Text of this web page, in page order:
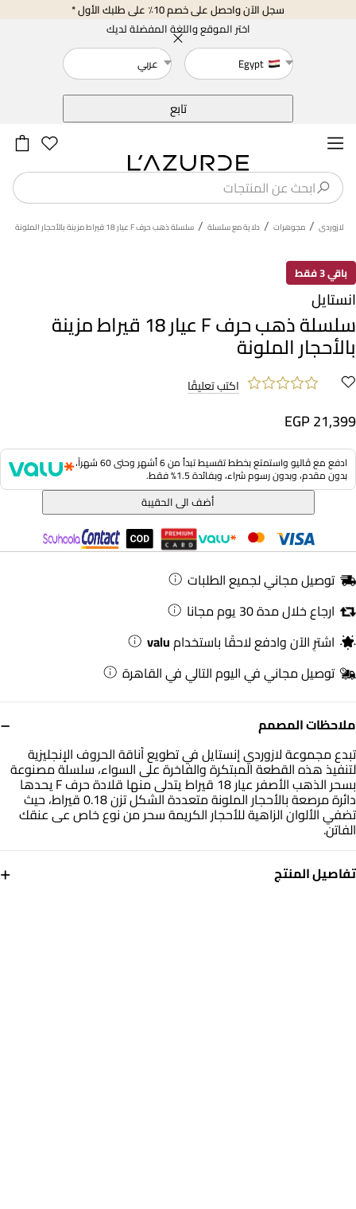
سجل الآن واحصل على خصم 10٪ على طلبك الأول *
اختر الموقع واللغة المفضلة لديك
Egypt
عربي
تابع
لازوردى / مجوهرات / دلاية مع سلسلة / سلسلة ذهب حرف F عيار 18 قيراط مزينة بالأحجار الملونة
باقي 3 فقط
ملاحظات المصمم −
تبدع مجموعة لازوردي إنستايل في تطويع أناقة الحروف الإنجليزية
لتنفيذ هذه القطعة المبتكرة والفاخرة على السواء، سلسلة مصنوعة
بسحر الذهب الأصفر عيار 18 قيراط يتدلى منها قلادة حرف F يحدها
دائرة مرصعة بالأحجار الملونة متعددة الشكل تزن 0.18 قيراط، حيث
تضفي الألوان الزاهية للأحجار الكريمة سحر من نوع خاص عى عنقك
الفاتن.
تفاصيل المنتج
+
انستايل
سلسلة ذهب حرف F عيار 18 قيراط مزينة
بالأحجار الملونة
اكتب تعليقًا
EGP 21,399
ادفع مع ڤاليو واستمتع بخطط تقسيط تبدأ من 6 أشهر وحتى 60 شهراً،
بدون مقدم، وبدون رسوم شراء، وبفائدة 1.5% فقط.
أضف الى الحقيبة
توصيل مجاني لجميع الطلبات
ارجاع خلال مدة 30 يوم مجانا
اشترِ الآن وادفع لاحقًا باستخدامvalu
توصيل مجاني في اليوم التالي في القاهرة